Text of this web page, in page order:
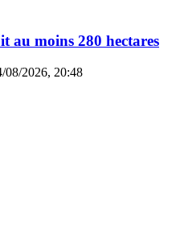
au moins 280 hectares
08/2026, 20:48